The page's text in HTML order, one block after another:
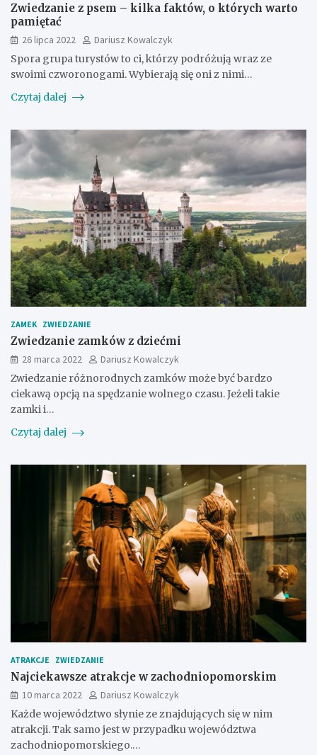
Zwiedzanie z psem – kilka faktów, o których warto
pamiętać
26 lipca 2022
Dariusz Kowalczyk
Spora grupa turystów to ci, którzy podróżują wraz ze
swoimi czworonogami. Wybierają się oni z nimi…
Czytaj dalej
ZAMEK ZWIEDZANIE
Zwiedzanie zamków z dziećmi
28 marca 2022
Dariusz Kowalczyk
Zwiedzanie różnorodnych zamków może być bardzo
ciekawą opcją na spędzanie wolnego czasu. Jeżeli takie
zamki i…
Czytaj dalej
ATRAKCJE ZWIEDZANIE
Najciekawsze atrakcje w zachodniopomorskim
10 marca 2022
Dariusz Kowalczyk
Każde województwo słynie ze znajdujących się w nim
atrakcji. Tak samo jest w przypadku województwa
zachodniopomorskiego.…